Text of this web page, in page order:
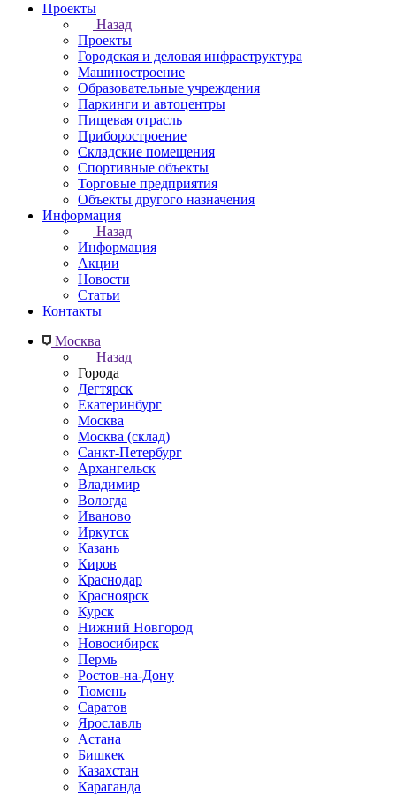
Проекты
Назад
Проекты
Городская и деловая инфраструктура
Машиностроение
Образовательные учреждения
Паркинги и автоцентры
Пищевая отрасль
Приборостроение
Складские помещения
Спортивные объекты
Торговые предприятия
Объекты другого назначения
Информация
Назад
Информация
Акции
Новости
Статьи
Контакты
Москва
Назад
Города
Дегтярск
Екатеринбург
Москва
Москва (склад)
Санкт-Петербург
Архангельск
Владимир
Вологда
Иваново
Иркутск
Казань
Киров
Краснодар
Красноярск
Курск
Нижний Новгород
Новосибирск
Пермь
Ростов-на-Дону
Тюмень
Саратов
Ярославль
Астана
Бишкек
Казахстан
Караганда